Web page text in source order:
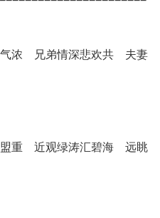
浓 兄弟情深悲欢共 夫妻
重 近观绿涛汇碧海 远眺